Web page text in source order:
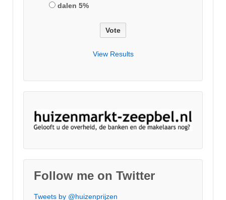
dalen 5%
View Results
Follow me on Twitter
Tweets by @huizenprijzen